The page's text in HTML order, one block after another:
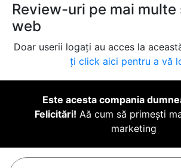
Review-uri pe mai
web
Doar userii logați au acces la
ți click aici pentru a vă
Este acesta compania
Felicitări! Aă cum să primești
marketing